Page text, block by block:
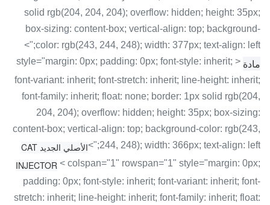
solid rgb(204, 204, 204); overflow: hidden; height: 35px;
box-sizing: content-box; vertical-align: top; background-
color: rgb(243, 244, 248); width: 377px; text-align: left;">
مادة
< style="margin: 0px; padding: 0px; font-style: inherit;
font-variant: inherit; font-stretch: inherit; line-height: inherit;
font-family: inherit; float: none; border: 1px solid rgb(204,
204, 204); overflow: hidden; height: 35px; box-sizing:
content-box; vertical-align: top; background-color: rgb(243,
244, 248); width: 366px; text-align: left;">
الأصلي الجديد CAT
INJECTOR < colspan="1" rowspan="1" style="margin: 0px;
padding: 0px; font-style: inherit; font-variant: inherit; font-
stretch: inherit; line-height: inherit; font-family: inherit; float: